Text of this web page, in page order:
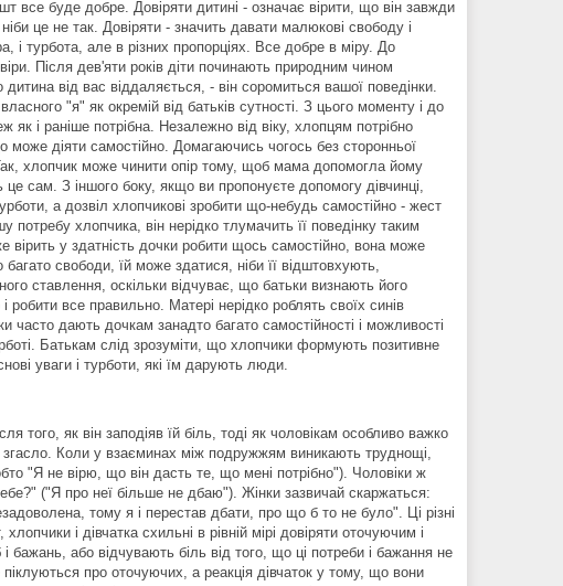
все буде добре. Довіряти дитині - означає вірити, що він завжди
це не так. Довіряти - значить давати малюкові свободу і
і турбота, але в різних пропорціях. Все добре в міру. До
Після дев'яти років діти починають природним чином
від вас віддаляється, - він соромиться вашої поведінки.
"я" як окремій від батьків сутності. З цього моменту і до
як і раніше потрібна. Незалежно від віку, хлопцям потрібно
діяти самостійно. Домагаючись чогось без сторонньої
Так, хлопчик може чинити опір тому, щоб мама допомогла йому
сам. З іншого боку, якщо ви пропонуєте допомогу дівчинці,
а дозвіл хлопчикові зробити що-небудь самостійно - жест
хлопчика, він нерідко тлумачить її поведінку таким
у здатність дочки робити щось самостійно, вона може
свободи, їй може здатися, ніби її відштовхують,
ставлення, оскільки відчуває, що батьки визнають його
робити все правильно. Матері нерідко роблять своїх синів
дають дочкам занадто багато самостійності і можливості
Батькам слід зрозуміти, що хлопчики формують позитивне
уваги і турботи, які їм дарують люди.
того, як він заподіяв їй біль, тоді як чоловікам особливо важко
Коли у взаєминах між подружжям виникають труднощі,
"Я не вірю, що він дасть те, що мені потрібно"). Чоловіки ж
("Я про неї більше не дбаю"). Жінки зазвичай скаржаться:
тому я і перестав дбати, про що б то не було". Ці різні
і дівчатка схильні в рівній мірі довіряти оточуючим і
бажань, або відчувають біль від того, що ці потреби і бажання не
про оточуючих, а реакція дівчаток у тому, що вони